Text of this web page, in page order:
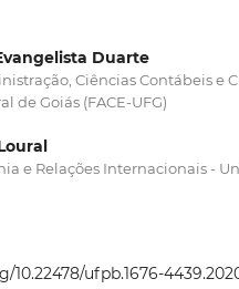
Duarte
Ciências Contábeis e
de Goiás (FACE-UFG)
e Relações Internacionais -
10.22478/ufpb.1676-